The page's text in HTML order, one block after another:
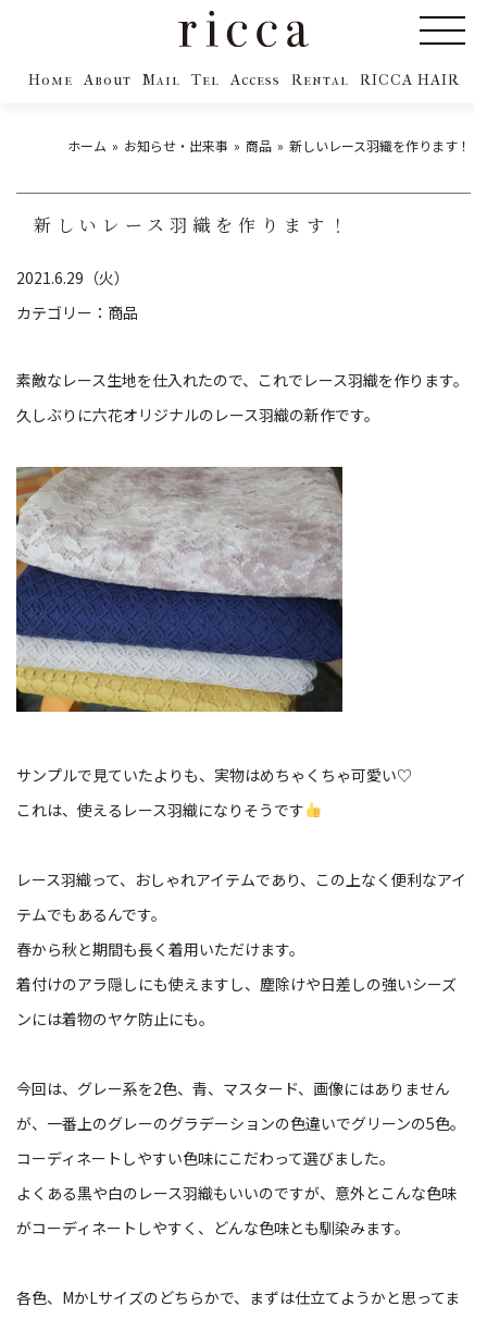
Home About Mail Tel Access Rental RICCA HAIR
ホーム お知らせ・出来事 商品 新しいレース羽織を作ります！
新しいレース羽織を作ります！
2021.6.29（火）
カテゴリー： 商品
素敵なレース生地を仕入れたので、これでレース羽織を作ります。
久しぶりに六花オリジナルのレース羽織の新作です。
サンプルで見ていたよりも、実物はめちゃくちゃ可愛い♡
これは、使えるレース羽織になりそうです
レース羽織って、おしゃれアイテムであり、この上なく便利なアイ
テムでもあるんです。
春から秋と期間も長く着用いただけます。
着付けのアラ隠しにも使えますし、塵除けや日差しの強いシーズ
ンには着物のヤケ防止にも。
今回は、グレー系を2色、青、マスタード、画像にはありません
が、一番上のグレーのグラデーションの色違いでグリーンの5色。
コーディネートしやすい色味にこだわって選びました。
よくある黒や白のレース羽織もいいのですが、意外とこんな色味
がコーディネートしやすく、どんな色味とも馴染みます。
各色、MかLサイズのどちらかで、まずは仕立てようかと思ってま